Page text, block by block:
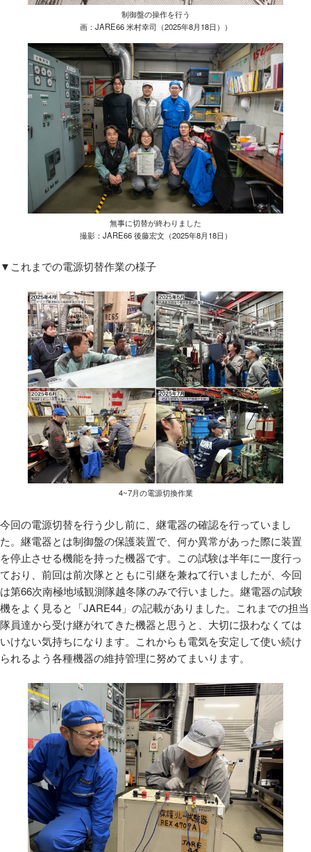
制御盤の操作を行う
画：JARE66 米村幸司（2025年8月18日））
無事に切替が終わりました
撮影：JARE66 後藤宏文（2025年8月18日）
▼これまでの電源切替作業の様子
4~7月の電源切換作業
今回の電源切替を行う少し前に、継電器の確認を行っていまし
た。継電器とは制御盤の保護装置で、何か異常があった際に装置
を停止させる機能を持った機器です。この試験は半年に一度行っ
ており、前回は前次隊とともに引継を兼ねて行いましたが、今回
は第66次南極地域観測隊越冬隊のみで行いました。継電器の試験
機をよく見ると「JARE44」の記載がありました。これまでの担当
隊員達から受け継がれてきた機器と思うと、大切に扱わなくては
いけない気持ちになります。これからも電気を安定して使い続け
られるよう各種機器の維持管理に努めてまいります。